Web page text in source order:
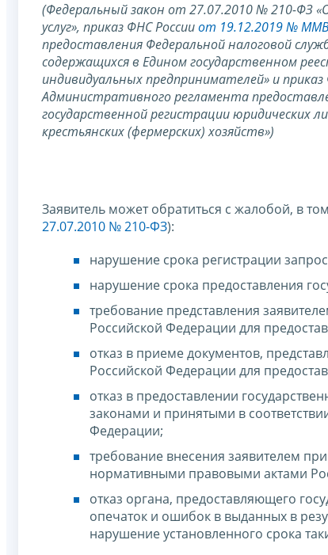
(Федеральный закон от 27.07.2010 № 210-ФЗ
услуг», приказ ФНС Россииот 19.12.2019 №
предоставления Федеральной налоговой
содержащихся в Едином государственном
индивидуальных предпринимателей» и приказ
Административного регламента
государственной регистрации юридических
крестьянских (фермерских) хозяйств»)
Заявитель может обратиться с жалобой, в
27.07.2010 № 210-ФЗ):
нарушение срока регистрации
нарушение срока предоставления
требование представления
Российской Федерации для
отказ в приеме документов,
Российской Федерации для
отказ в предоставлении
законами и принятыми в
Федерации;
требование внесения заявителем
нормативными правовыми актами
отказ органа, предоставляющего
опечаток и ошибок в выданных в
нарушение установленного срока